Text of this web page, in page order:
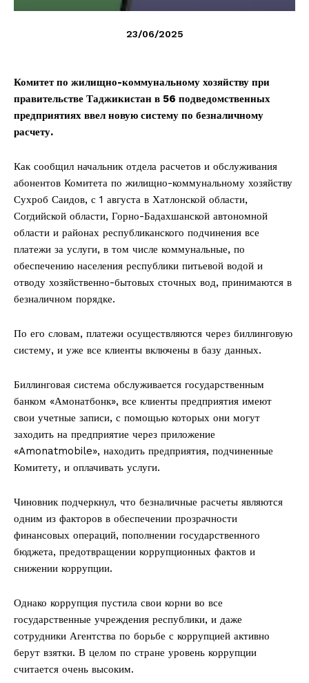
23/06/2025
Комитет по жилищно-коммунальному хозяйству при
правительстве Таджикистан в 56 подведомственных
предприятиях ввел новую систему по безналичному
расчету.
Как сообщил начальник отдела расчетов и обслуживания
абонентов Комитета по жилищно-коммунальному хозяйству
Сухроб Саидов, с 1 августа в Хатлонской области,
Согдийской области, Горно-Бадахшанской автономной
области и районах республиканского подчинения все
платежи за услуги, в том числе коммунальные, по
обеспечению населения республики питьевой водой и
отводу хозяйственно-бытовых сточных вод, принимаются в
безналичном порядке.
По его словам, платежи осуществляются через биллинговую
систему, и уже все клиенты включены в базу данных.
Биллинговая система обслуживается государственным
банком «Амонатбонк», все клиенты предприятия имеют
свои учетные записи, с помощью которых они могут
заходить на предприятие через приложение
«Amonatmobile», находить предприятия, подчиненные
Комитету, и оплачивать услуги.
Чиновник подчеркнул, что безналичные расчеты являются
одним из факторов в обеспечении прозрачности
финансовых операций, пополнении государственного
бюджета, предотвращении коррупционных фактов и
снижении коррупции.
Однако коррупция пустила свои корни во все
государственные учреждения республики, и даже
сотрудники Агентства по борьбе с коррупцией активно
берут взятки. В целом по стране уровень коррупции
считается очень высоким.